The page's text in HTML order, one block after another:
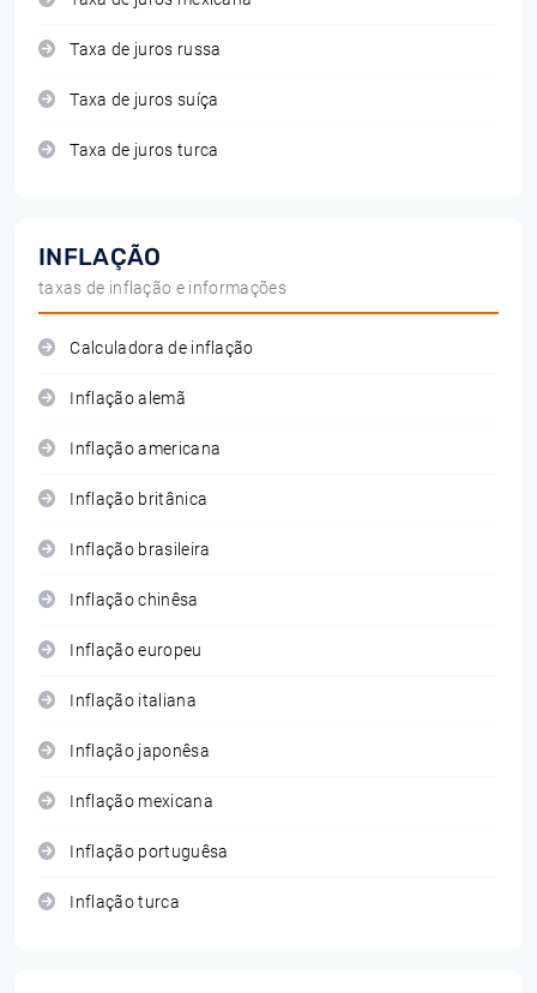
Taxa de juros russa
Taxa de juros suíça
Taxa de juros turca
INFLAÇÃO
taxas de inflação e informações
Calculadora de inflação
Inflação alemã
Inflação americana
Inflação britânica
Inflação brasileira
Inflação chinêsa
Inflação europeu
Inflação italiana
Inflação japonêsa
Inflação mexicana
Inflação portuguêsa
Inflação turca